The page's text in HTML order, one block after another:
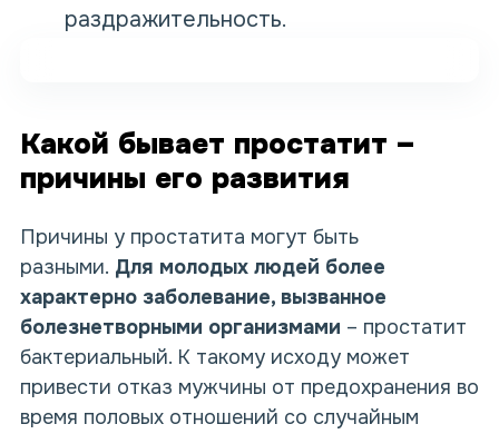
раздражительность.
Какой бывает простатит –
причины его развития
Причины у простатита могут быть
разными. Для молодых людей более
характерно заболевание, вызванное
болезнетворными организмами – простатит
бактериальный. К такому исходу может
привести отказ мужчины от предохранения во
время половых отношений со случайным